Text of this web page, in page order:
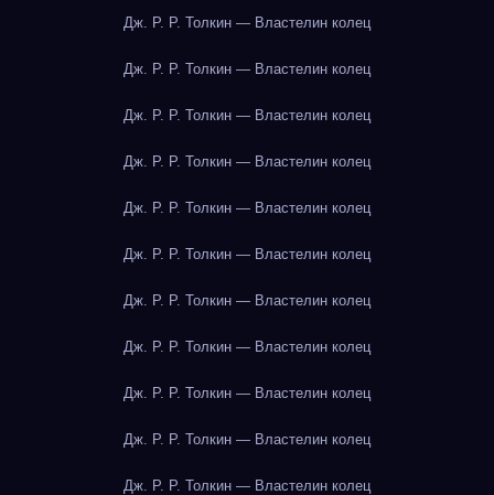
Дж. Р. Р. Толкин — Властелин колец
Дж. Р. Р. Толкин — Властелин колец
Дж. Р. Р. Толкин — Властелин колец
Дж. Р. Р. Толкин — Властелин колец
Дж. Р. Р. Толкин — Властелин колец
Дж. Р. Р. Толкин — Властелин колец
Дж. Р. Р. Толкин — Властелин колец
Дж. Р. Р. Толкин — Властелин колец
Дж. Р. Р. Толкин — Властелин колец
Дж. Р. Р. Толкин — Властелин колец
Дж. Р. Р. Толкин — Властелин колец